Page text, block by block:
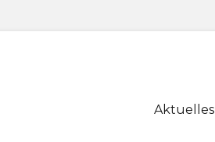
Primary
Aktuelles